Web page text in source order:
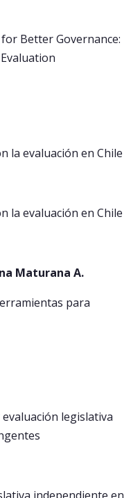
Better Governance:
la evaluación en Chile
la evaluación en Chile
Maturana A.
para
legislativa